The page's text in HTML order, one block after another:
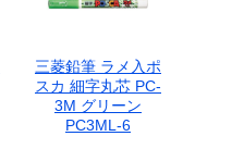
三菱鉛筆 ラメ入ポ
スカ 細字丸芯 PC-
3M グリーン
PC3ML-6